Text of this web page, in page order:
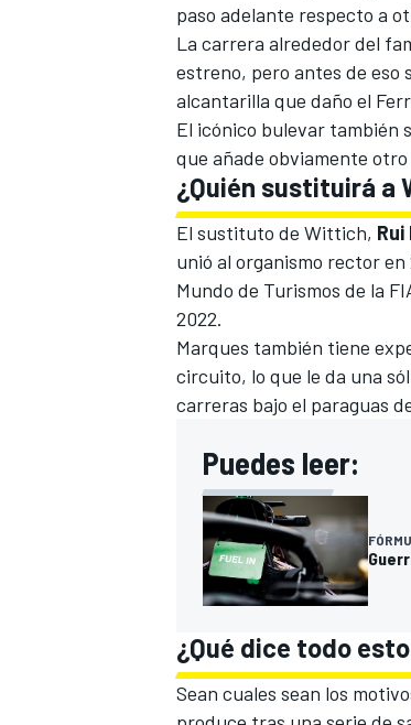
paso adelante respecto a
La carrera alrededor del
estreno, pero antes de
alcantarilla que daño el
El icónico bulevar también
que añade obviamente
¿Quién sustituirá a
El sustituto de Wittich, Rui
unió al organismo rector
Mundo de Turismos de la
2022.
Marques también tiene
circuito, lo que le da una
carreras bajo el paraguas
Puedes leer:
¿Qué dice todo
Sean cuales sean los